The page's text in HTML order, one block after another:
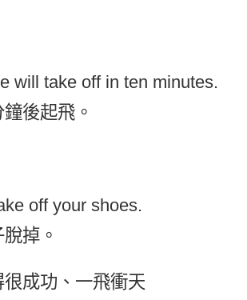
will take off in ten minutes.
後起飛。
off your shoes.
掉。
成功、一飛衝天